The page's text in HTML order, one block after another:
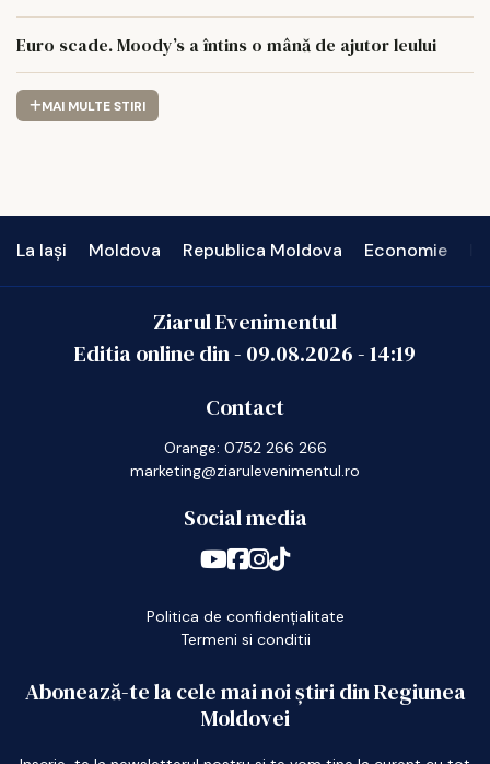
Euro scade. Moody’s a întins o mână de ajutor leului
MAI MULTE STIRI
La Iași Moldova Republica Moldova Economie
Ziarul Evenimentul
Editia online din - 09.08.2026-14:19
Contact
Orange: 0752 266 266
marketing@ziarulevenimentul.ro
Social media
Politica de confidențialitate
Termeni si conditii
Abonează-te la cele mai noi știri din Regiunea
Moldovei